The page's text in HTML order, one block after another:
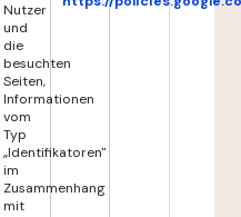
Nutzer
und
die
besuchten
Seiten,
Informationen
vom
Typ
„Identifikatoren"
im
Zusammenhang
mit